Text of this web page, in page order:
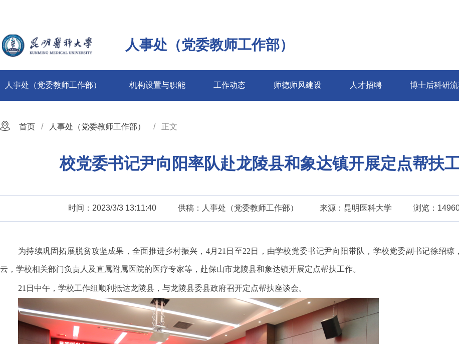
人事处（党委教师工作部）
人事处（党委教师工作部） 机构设置与职能 工作动态 师德师风建设 人才招聘 博士后科研
首页 人事处（党委教师工作部） 正文
校党委书记尹向阳率队赴龙陵县和象达镇开展定点帮扶
时间：2023/3/3 13:11:40 供稿：人事处（党委教师工作部） 来源：昆明医科大学 浏览：
为持续巩固拓展脱贫攻坚成果，全面推进乡村振兴，4月21日至22日，由学校党委书记尹向阳带队，学校党委副书记徐绍琼
云，学校相关部门负责人及直属附属医院的医疗专家等，赴保山市龙陵县和象达镇开展定点帮扶工作。
21日中午，学校工作组顺利抵达龙陵县，与龙陵县委县政府召开定点帮扶座谈会。